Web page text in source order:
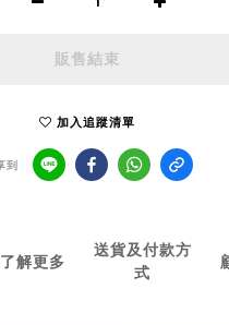
販售結束
加入追蹤清單
到
了解更多
送貨及付款方
式